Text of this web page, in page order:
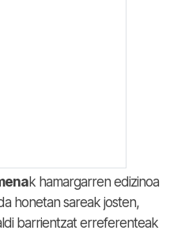
k hamargarren edizinoa
honetan sareak josten,
barrientzat erreferenteak